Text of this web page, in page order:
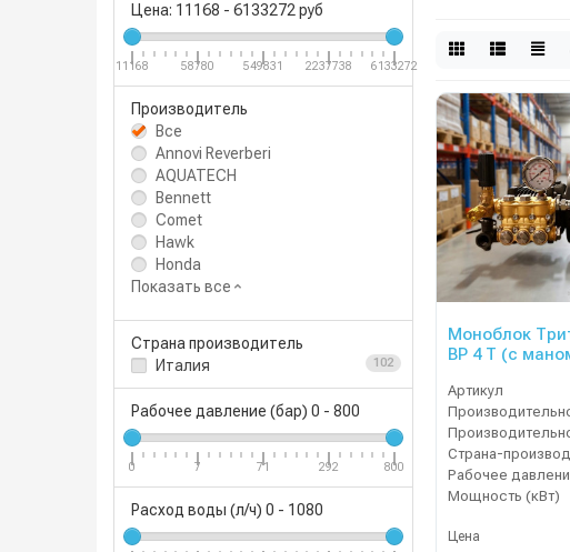
Цена: 11168 - 6133272 руб
11168 58780 549831 2237738 6133272
Производитель
Все
Annovi Reverberi
AQUATECH
Bennett
Comet
Hawk
Honda
Показать все
Страна производитель
Италия
102
Рабочее давление (бар) 0 - 800
0 7 71 292 800
Расход воды (л/ч) 0 - 1080
Моноблок
ВР 4 Т (с
давления
электрики)
Артикул
Страна-
Мощность (кВт)
Цена